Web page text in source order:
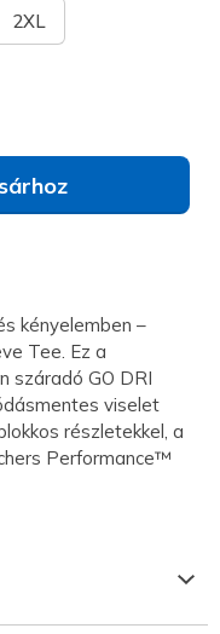
2XL
kényelemben –
Tee. Ez a
száradó GO DRI
viselet
részletekkel, a
Performance™